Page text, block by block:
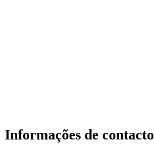
Informações de contacto